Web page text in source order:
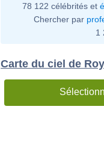
78 122 célébrités et
Chercher par
1
Carte du ciel de